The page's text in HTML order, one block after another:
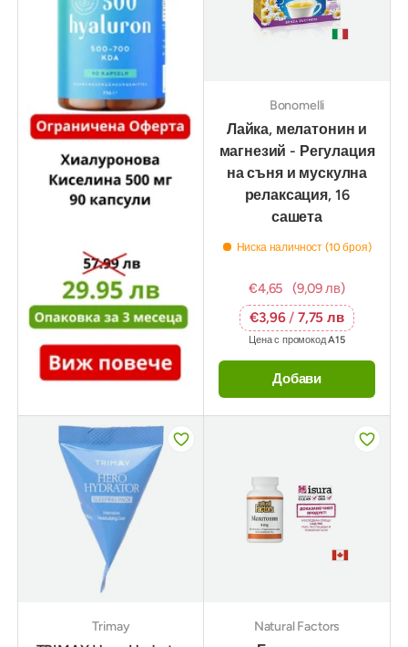
Bonomelli
Лайка, мелатонин и
магнезий - Регулация
на съня и мускулна
релаксация, 16
сашета
Ниска наличност (10 броя)
€4,65
(9,09 лв)
€3,96/ 7,75 лв
Цена с промокодA15
Добави
Trimay Natural Factors